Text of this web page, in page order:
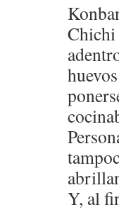
Chichi
Y, al